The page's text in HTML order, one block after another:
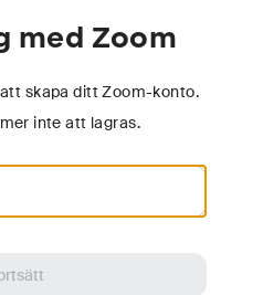
med Zoom
skapa ditt Zoom-konto.
inte att lagras.